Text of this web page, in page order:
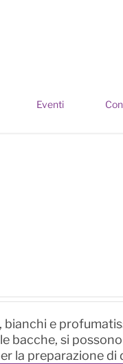
Eventi
e
bacche, si
la preparazione di